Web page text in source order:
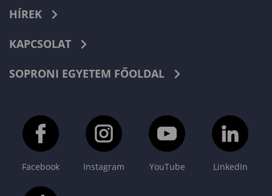
HÍREK
KAPCSOLAT
SOPRONI EGYETEM FŐOLDAL
Facebook Instagram YouTube LinkedIn